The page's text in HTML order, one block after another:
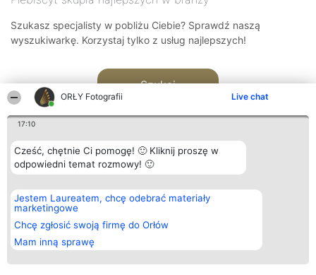
ORŁY Fotografii Live chat
17:10
Cześć, chętnie Ci pomogę! 🙂 Kliknij proszę w
odpowiedni temat rozmowy! 🙂
Jestem Laureatem, chcę odebrać materiały
marketingowe
Chcę zgłosić swoją firmę do Orłów
Mam inną sprawę
Szukasz specjalisty w pobliżu Ciebie? Sprawdź naszą
wyszukiwarkę. Korzystaj tylko z usług najlepszych!
Szukaj
Organizator plebiscytu
Bright Side Solutions sp. z o.
o. sp. k.
ul. Ruska 22
Wrocław 50-079
KRS 0000749100 | Regon
381313360 | NIP 8943132676
Plebiscyt
Laureaci
wszystkich
Laureatów
Regulamin
Kontakt
Kontakt